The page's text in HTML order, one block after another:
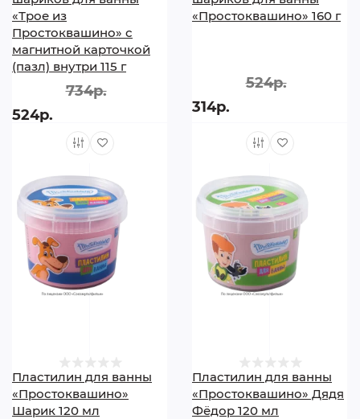
«Трое из
Простоквашино» с
магнитной карточкой
(пазл) внутри 115 г
734р.
524р.
«Простоквашино» 160 г
524р.
314р.
Пластилин для ванны
«Простоквашино»
Шарик 120 мл
Пластилин для ванны
«Простоквашино» Дядя
Фёдор 120 мл